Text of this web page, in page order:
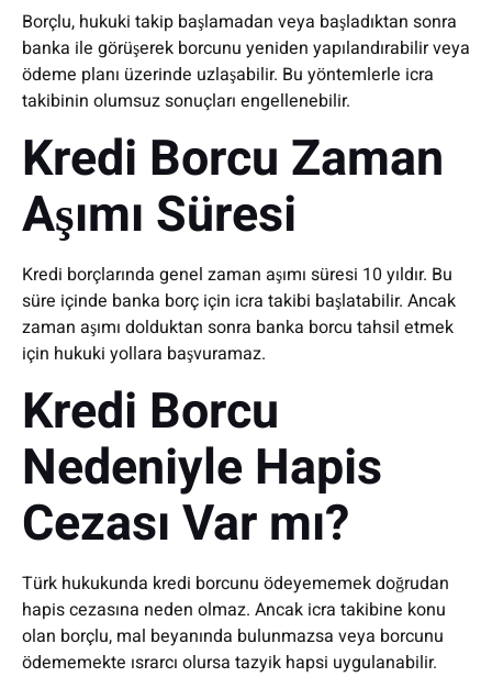
Borçlu, hukuki takip başlamadan veya başladıktan sonra
banka ile görüşerek borcunu yeniden yapılandırabilir veya
ödeme planı üzerinde uzlaşabilir. Bu yöntemlerle icra
takibinin olumsuz sonuçları engellenebilir.
Kredi Borcu Zaman
Aşımı Süresi
Kredi borçlarında genel zaman aşımı süresi 10 yıldır. Bu
süre içinde banka borç için icra takibi başlatabilir. Ancak
zaman aşımı dolduktan sonra banka borcu tahsil etmek
için hukuki yollara başvuramaz.
Kredi Borcu
Nedeniyle Hapis
Cezası Var mı?
Türk hukukunda kredi borcunu ödeyememek doğrudan
hapis cezasına neden olmaz. Ancak icra takibine konu
olan borçlu, mal beyanında bulunmazsa veya borcunu
ödememekte ısrarcı olursa tazyik hapsi uygulanabilir.